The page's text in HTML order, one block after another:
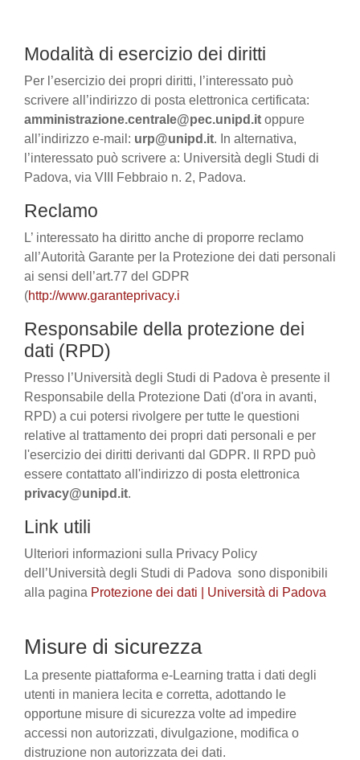
Modalità di esercizio dei diritti
Per l’esercizio dei propri diritti, l’interessato può
scrivere all’indirizzo di posta elettronica certificata:
amministrazione.centrale@pec.unipd.it oppure
all’indirizzo e-mail: urp@unipd.it. In alternativa,
l’interessato può scrivere a: Università degli Studi di
Padova, via VIII Febbraio n. 2, Padova.
Reclamo
L’ interessato ha diritto anche di proporre reclamo
all’Autorità Garante per la Protezione dei dati personali
ai sensi dell’art.77 del GDPR
(http://www.garanteprivacy.i
Responsabile della protezione dei
dati (RPD)
Presso l’Università degli Studi di Padova è presente il
Responsabile della Protezione Dati (d'ora in avanti,
RPD) a cui potersi rivolgere per tutte le questioni
relative al trattamento dei propri dati personali e per
l'esercizio dei diritti derivanti dal GDPR. Il RPD può
essere contattato all'indirizzo di posta elettronica
privacy@unipd.it.
Link utili
Ulteriori informazioni sulla Privacy Policy
dell’Università degli Studi di Padova sono disponibili
alla pagina Protezione dei dati | Università di Padova
Misure di sicurezza
La presente piattaforma e-Learning tratta i dati degli
utenti in maniera lecita e corretta, adottando le
opportune misure di sicurezza volte ad impedire
accessi non autorizzati, divulgazione, modifica o
distruzione non autorizzata dei dati.